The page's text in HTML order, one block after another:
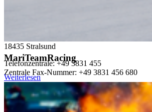
MariTeamRacing
Weiterlesen
18435 Stralsund
Telefonzentrale: +49 3831 455
Zentrale Fax-Nummer: +49 3831 456 680
Allgemeine Studienberatung